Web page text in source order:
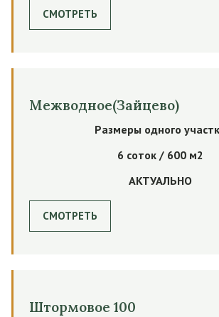
СМОТРЕТЬ
Межводное(Зайцево)
Размеры одного
6 соток / 600 м2
АКТУАЛЬНО
СМОТРЕТЬ
Штормовое 100